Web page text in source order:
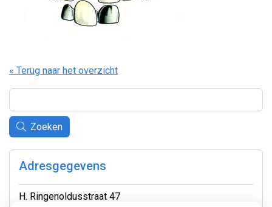
« Terug naar het overzicht
Zoeken
Adresgegevens
H. Ringenoldusstraat 47